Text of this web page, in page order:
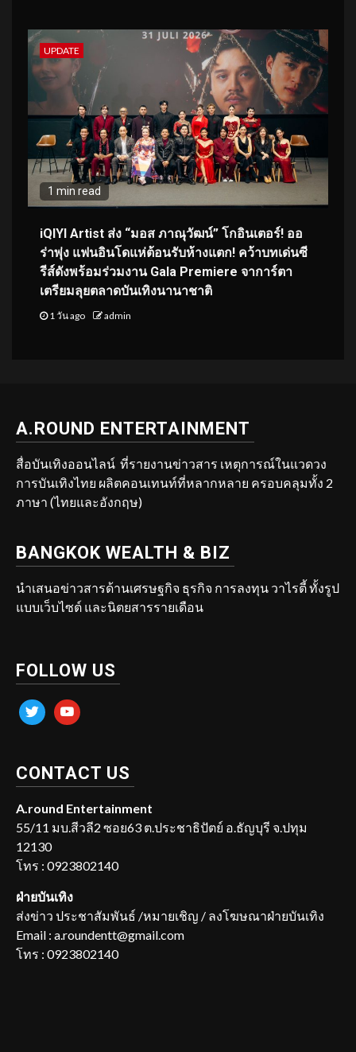
UPDATE
1 min read
iQIYI Artist ส่ง “มอส ภาณุวัฒน์” โกอินเตอร์! ออ
ร่าพุ่ง แฟนอินโดแห่ต้อนรับห้างแตก! คว้าบทเด่นซี
รีส์ดังพร้อมร่วมงาน Gala Premiere จาการ์ตา
เตรียมลุยตลาดบันเทิงนานาชาติ
1 วัน ago admin
A.ROUND ENTERTAINMENT
สื่อบันเทิงออนไลน์ ที่รายงานข่าวสาร เหตุการณ์ในแวดวง
การบันเทิงไทย ผลิตคอนเทนท์ที่หลากหลาย ครอบคลุมทั้ง 2
ภาษา (ไทยและอังกฤษ)
BANGKOK WEALTH & BIZ
นำเสนอข่าวสารด้านเศรษฐกิจ ธุรกิจ การลงทุน วาไรตี้ ทั้งรูป
แบบเว็บไซต์ และนิตยสารรายเดือน
FOLLOW US
twitter youtube
CONTACT US
A.round Entertainment
55/11 มบ.สีวลี2 ซอย63 ต.ประชาธิปัตย์ อ.ธัญบุรี จ.ปทุม
12130
โทร : 0923802140
ฝ่ายบันเทิง
ส่งข่าว ประชาสัมพันธ์ /หมายเชิญ / ลงโฆษณาฝ่ายบันเทิง
Email : a.roundentt@gmail.com
โทร : 0923802140